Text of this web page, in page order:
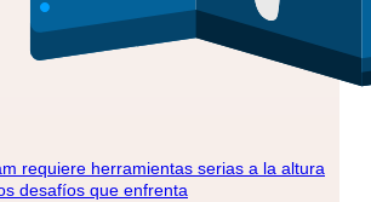
requiere herramientas serias a la altura
desafíos que enfrenta